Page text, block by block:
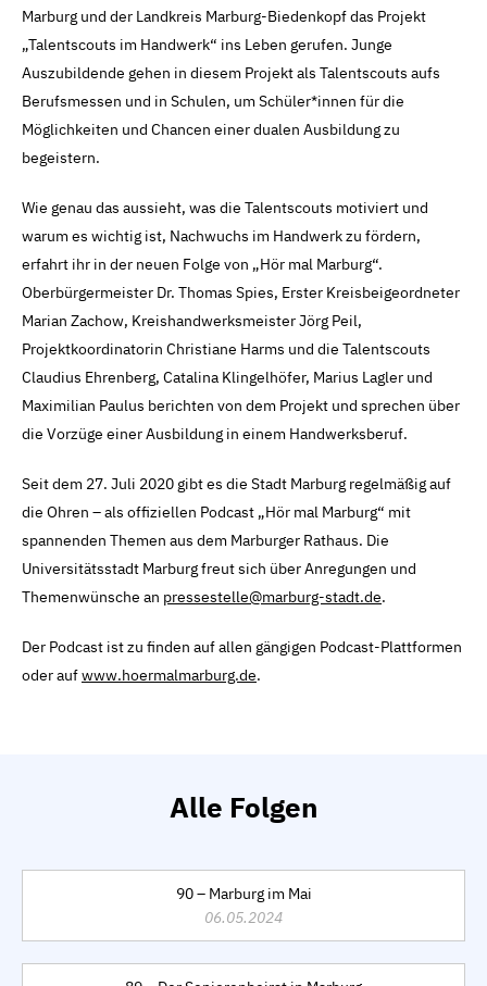
Marburg und der Landkreis Marburg-Biedenkopf das Projekt
„Talentscouts im Handwerk“ ins Leben gerufen. Junge
Auszubildende gehen in diesem Projekt als Talentscouts aufs
Berufsmessen und in Schulen, um Schüler*innen für die
Möglichkeiten und Chancen einer dualen Ausbildung zu
begeistern.
Wie genau das aussieht, was die Talentscouts motiviert und
warum es wichtig ist, Nachwuchs im Handwerk zu fördern,
erfahrt ihr in der neuen Folge von „Hör mal Marburg“.
Oberbürgermeister Dr. Thomas Spies, Erster Kreisbeigeordneter
Marian Zachow, Kreishandwerksmeister Jörg Peil,
Projektkoordinatorin Christiane Harms und die Talentscouts
Claudius Ehrenberg, Catalina Klingelhöfer, Marius Lagler und
Maximilian Paulus berichten von dem Projekt und sprechen über
die Vorzüge einer Ausbildung in einem Handwerksberuf.
Seit dem 27. Juli 2020 gibt es die Stadt Marburg regelmäßig auf
die Ohren – als offiziellen Podcast „Hör mal Marburg“ mit
spannenden Themen aus dem Marburger Rathaus. Die
Universitätsstadt Marburg freut sich über Anregungen und
Themenwünsche an pressestelle@marburg-stadt.de.
Der Podcast ist zu finden auf allen gängigen Podcast-Plattformen
oder aufwww.hoermalmarburg.de.
Alle Folgen
90 – Marburg im Mai
06.05.2024